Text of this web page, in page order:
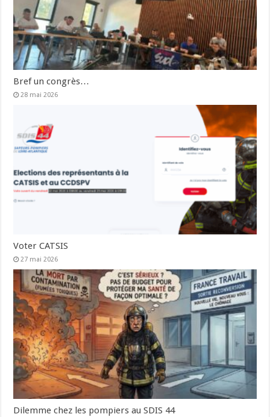
Bref un congrès…
28 mai 2026
Voter CATSIS
27 mai 2026
Dilemme chez les pompiers au SDIS 44